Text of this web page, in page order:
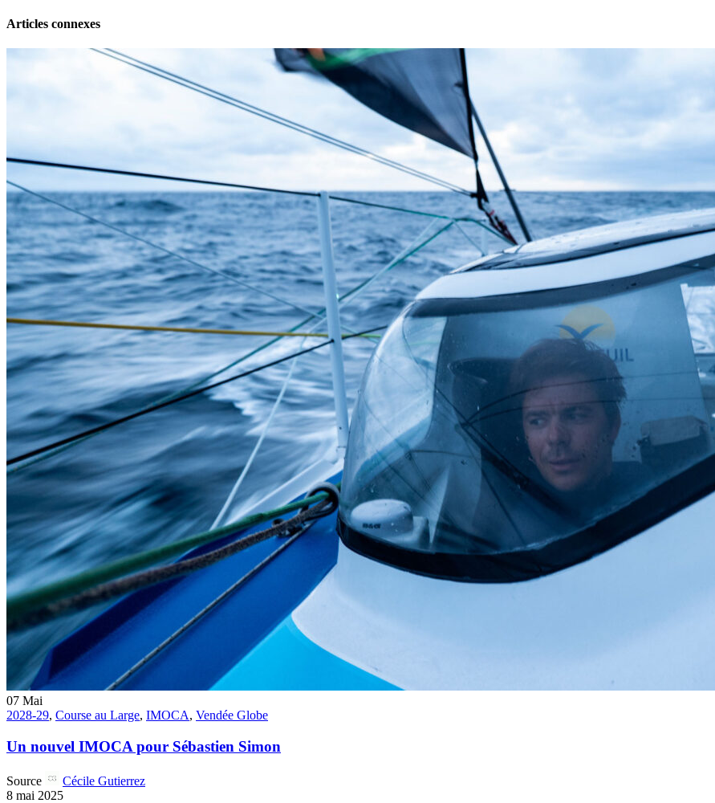
4 classes, 4 parcours, 4 duos vainqueurs
Source
13 février 2025
0
22Jan
Classe Ultim 32/23
Records,
Gitana 17 devient Actual Ultim 4
Articles connexes
07 Mai
2028-29, Course au Large, IMOCA, Vendée Globe
Un nouvel IMOCA pour Sébastien Simon
Source
Cécile Gutierrez
8 mai 2025